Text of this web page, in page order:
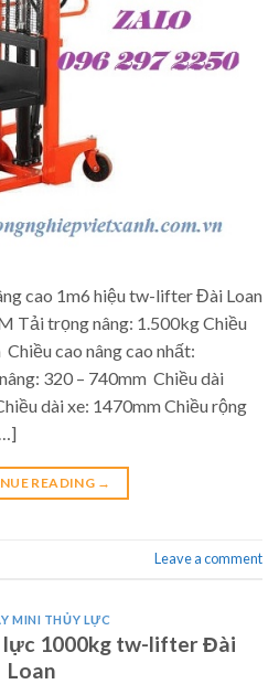
cao 1m6 hiệu tw-lifter Đài Loan
Tải trọng nâng: 1.500kg Chiều
cao nâng cao nhất:
320 – 740mm Chiều dài
dài xe: 1470mm Chiều rộng
READING →
Leave a comment
MINI THỦY LỰC
lực 1000kg tw-lifter Đài
Loan